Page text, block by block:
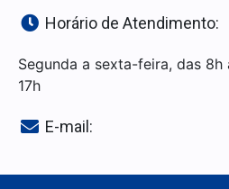
Horário de Atendimento:
Segunda a sexta-feira, das 8h
17h
E-mail: